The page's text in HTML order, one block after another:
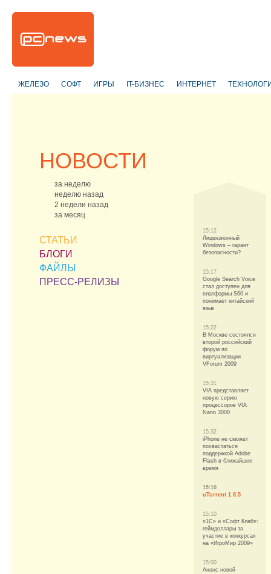
ЖЕЛЕЗО СОФТ ИГРЫ IT-БИЗНЕС ИНТЕРНЕТ
НОВОСТИ
за неделю
неделю назад
2 недели назад
за месяц
СТАТЬИ
БЛОГИ
ФАЙЛЫ
ПРЕСС-РЕЛИЗЫ
15:12
Лицензионный
Windows – гарант
безопасности?
15:17
Google Search Voice
стал доступен для
платформы S60 и
понимает китайский
язык
15:22
В Москве состоялся
второй российский
форум по
виртуализации
VForum 2009
15:31
VIA представляет
новую серию
процессоров VIA
Nano 3000
15:32
iPhone не сможет
похвастаться
поддержкой Adobe
Flash в ближайшее
время
15:10
uTorrent 1.8.5
15:10
«1С» и «Софт Клаб»:
геймдоллары за
участие в конкурсах
на «ИгроМир 2009»
15:00
Анонс новой